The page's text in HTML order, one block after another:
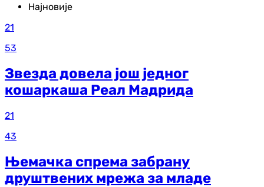
Најновије
21
53
Звезда довела још једног
кошаркаша Реал Мадрида
21
43
Њемачка спрема забрану
друштвених мрежа за младе